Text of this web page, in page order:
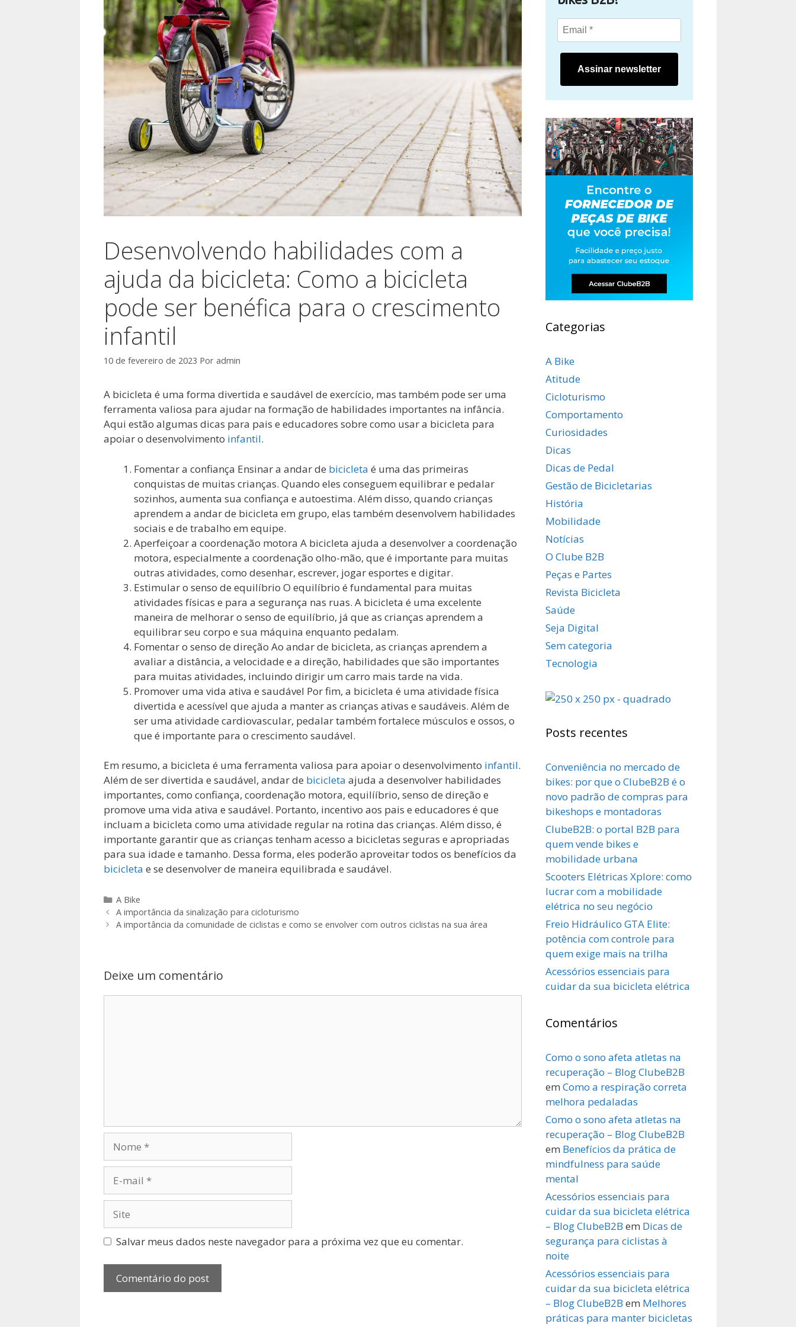
Desenvolvendo habilidades com a
ajuda da bicicleta: Como a bicicleta
pode ser benéfica para o crescimento
infantil
10 de fevereiro de 2023 Por admin
A bicicleta é uma forma divertida e saudável de exercício, mas também pode ser uma
ferramenta valiosa para ajudar na formação de habilidades importantes na infância.
Aqui estão algumas dicas para pais e educadores sobre como usar a bicicleta para
apoiar o desenvolvimento infantil.
Fomentar a confiança Ensinar a andar de bicicleta é uma das primeiras
conquistas de muitas crianças. Quando eles conseguem equilibrar e pedalar
sozinhos, aumenta sua confiança e autoestima. Além disso, quando crianças
aprendem a andar de bicicleta em grupo, elas também desenvolvem habilidades
sociais e de trabalho em equipe.
Aperfeiçoar a coordenação motora A bicicleta ajuda a desenvolver a coordenação
motora, especialmente a coordenação olho-mão, que é importante para muitas
outras atividades, como desenhar, escrever, jogar esportes e digitar.
Estimular o senso de equilíbrio O equilíbrio é fundamental para muitas
atividades físicas e para a segurança nas ruas. A bicicleta é uma excelente
maneira de melhorar o senso de equilíbrio, já que as crianças aprendem a
equilibrar seu corpo e sua máquina enquanto pedalam.
Fomentar o senso de direção Ao andar de bicicleta, as crianças aprendem a
avaliar a distância, a velocidade e a direção, habilidades que são importantes
para muitas atividades, incluindo dirigir um carro mais tarde na vida.
Promover uma vida ativa e saudável Por fim, a bicicleta é uma atividade física
divertida e acessível que ajuda a manter as crianças ativas e saudáveis. Além de
ser uma atividade cardiovascular, pedalar também fortalece músculos e ossos, o
que é importante para o crescimento saudável.
Em resumo, a bicicleta é uma ferramenta valiosa para apoiar o desenvolvimento infantil.
Além de ser divertida e saudável, andar de bicicleta ajuda a desenvolver habilidades
importantes, como confiança, coordenação motora, equilííbrio, senso de direção e
promove uma vida ativa e saudável. Portanto, incentivo aos pais e educadores é que
incluam a bicicleta como uma atividade regular na rotina das crianças. Além disso, é
importante garantir que as crianças tenham acesso a bicicletas seguras e apropriadas
para sua idade e tamanho. Dessa forma, eles poderão aproveitar todos os benefícios da
bicicleta e se desenvolver de maneira equilibrada e saudável.
Categorias
A Bike
A importância da sinalização para cicloturismo
A importância da comunidade de ciclistas e como se envolver com outros ciclistas na sua área
Deixe um comentário
mail
Salvar meus dados neste navegador para a próxima vez que eu comentar.
Assinar newsletter
Categorias
A Bike
Atitude
Cicloturismo
Comportamento
Curiosidades
Dicas
Dicas de Pedal
Gestão de Bicicletarias
História
Mobilidade
Notícias
O Clube B2B
Peças e Partes
Revista Bicicleta
Saúde
Seja Digital
Sem categoria
Tecnologia
Posts recentes
Conveniência no mercado de
bikes: por que o ClubeB2B é o
novo padrão de compras para
bikeshops e montadoras
ClubeB2B: o portal B2B para
quem vende bikes e
mobilidade urbana
Scooters Elétricas Xplore: como
lucrar com a mobilidade
elétrica no seu negócio
Freio Hidráulico GTA Elite:
potência com controle para
quem exige mais na trilha
Acessórios essenciais para
cuidar da sua bicicleta elétrica
Comentários
Como o sono afeta atletas na
recuperação – Blog ClubeB2B
em Como a respiração correta
melhora pedaladas
Como o sono afeta atletas na
recuperação – Blog ClubeB2B
em Benefícios da prática de
mindfulness para saúde
mental
Acessórios essenciais para
cuidar da sua bicicleta elétrica
– Blog ClubeB2B em Dicas de
segurança para ciclistas à
noite
Acessórios essenciais para
cuidar da sua bicicleta elétrica
– Blog ClubeB2B em Melhores
práticas para manter bicicletas